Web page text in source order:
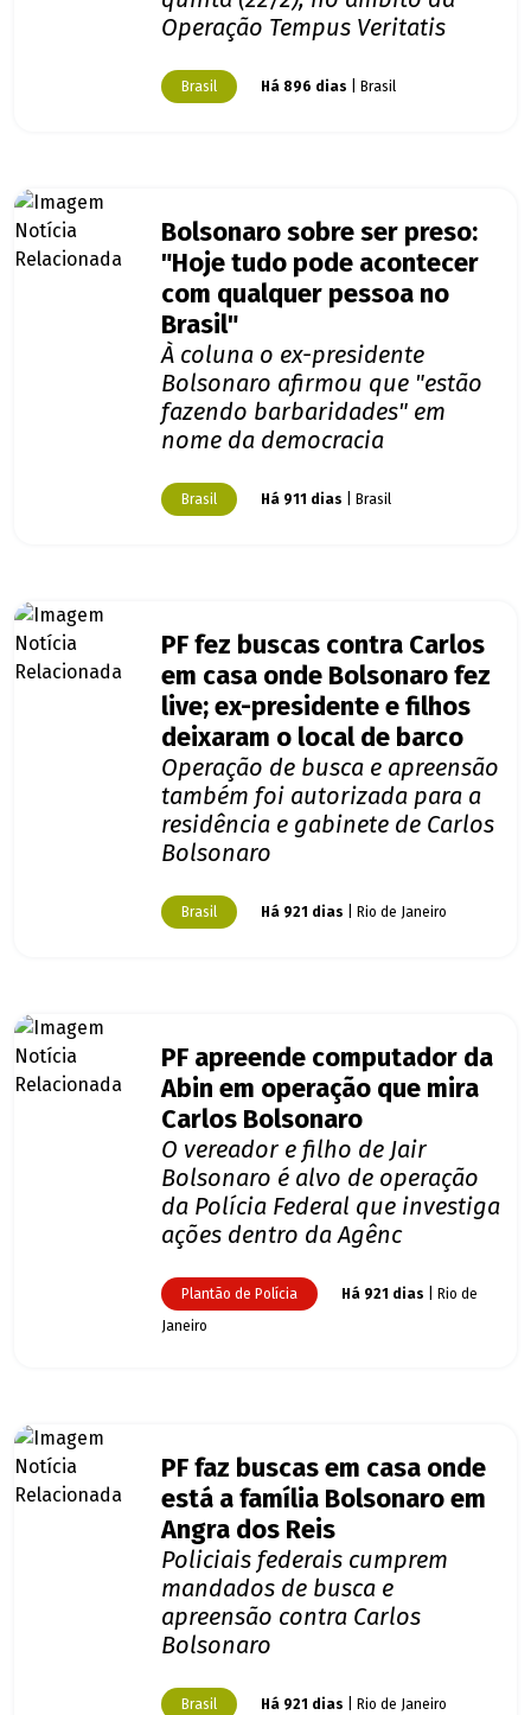
Operação Tempus Veritatis
Brasil Há 896 dias | Brasil
Bolsonaro sobre ser preso:
"Hoje tudo pode acontecer
com qualquer pessoa no
Brasil"
À coluna o ex-presidente
Bolsonaro afirmou que "estão
fazendo barbaridades" em
nome da democracia
Brasil Há 911 dias | Brasil
PF fez buscas contra Carlos
em casa onde Bolsonaro fez
live; ex-presidente e filhos
deixaram o local de barco
Operação de busca e apreensão
também foi autorizada para a
residência e gabinete de Carlos
Bolsonaro
Brasil Há 921 dias | Rio de Janeiro
PF apreende computador da
Abin em operação que mira
Carlos Bolsonaro
O vereador e filho de Jair
Bolsonaro é alvo de operação
da Polícia Federal que investiga
ações dentro da Agênc
Plantão de Polícia Há 921 dias | Rio de
Janeiro
PF faz buscas em casa onde
está a família Bolsonaro em
Angra dos Reis
Policiais federais cumprem
mandados de busca e
apreensão contra Carlos
Bolsonaro
Brasil Há 921 dias | Rio de Janeiro